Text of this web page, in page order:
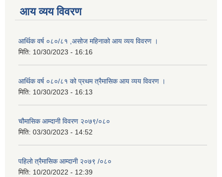
आय व्यय विवरण
आर्थिक वर्ष ०८०/८१ ,असोज महिनाको आय व्यय विवरण ।
मिति: 10/30/2023 - 16:16
आर्थिक वर्ष ०८०/८१ को प्रथम त्रैमासिक आय व्यय विवरण ।
मिति: 10/30/2023 - 16:13
चौमासिक आम्दानी विवरण २०७९/०८०
मिति: 03/30/2023 - 14:52
पहिलो त्रैमासिक आम्दानी २०७९ /०८०
मिति: 10/20/2022 - 12:39